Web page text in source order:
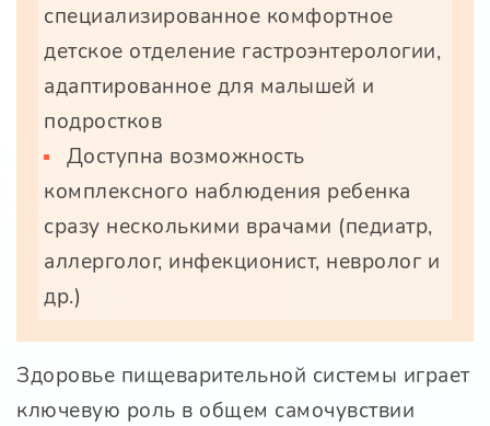
специализированное комфортное
детское отделение гастроэнтерологии,
адаптированное для малышей и
подростков
Доступна возможность
комплексного наблюдения ребенка
сразу несколькими врачами (педиатр,
аллерголог, инфекционист, невролог и
др.)
Здоровье пищеварительной системы играет
ключевую роль в общем самочувствии